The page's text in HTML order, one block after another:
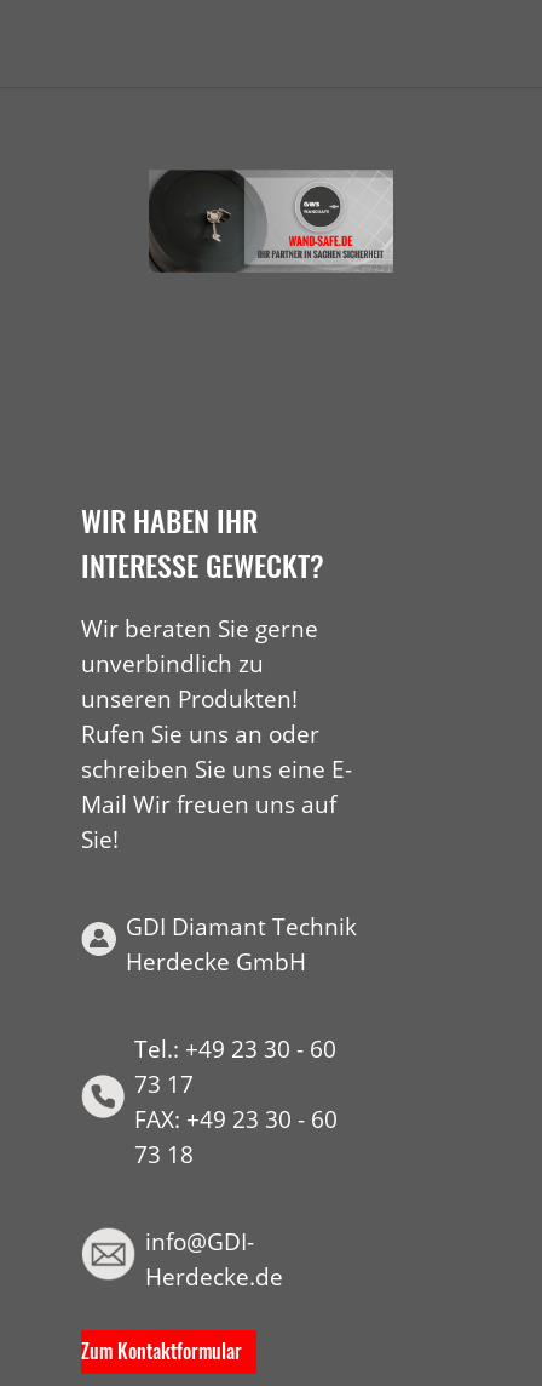
WIR HABEN IHR
INTERESSE GEWECKT?
Wir beraten Sie gerne
unverbindlich zu
unseren Produkten!
Rufen Sie uns an oder
schreiben Sie uns eine E-
Mail Wir freuen uns auf
Sie!
GDI Diamant Technik
Herdecke GmbH
Tel.: +49 23 30 - 60
73 17
FAX: +49 23 30 - 60
73 18
info@GDI-
Herdecke.de
Zum Kontaktformular